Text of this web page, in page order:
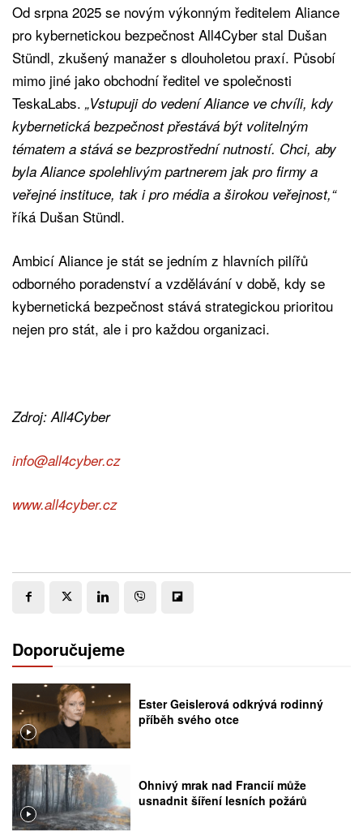
Od srpna 2025 se novým výkonným ředitelem Aliance
pro kybernetickou bezpečnost All4Cyber stal Dušan
Stündl, zkušený manažer s dlouholetou praxí. Působí
mimo jiné jako obchodní ředitel ve společnosti
TeskaLabs. „Vstupuji do vedení Aliance ve chvíli, kdy
kybernetická bezpečnost přestává být volitelným
tématem a stává se bezprostřední nutností. Chci, aby
byla Aliance spolehlivým partnerem jak pro ﬁrmy a
veřejné instituce, tak i pro média a širokou veřejnost,“
říká Dušan Stündl.
Ambicí Aliance je stát se jedním z hlavních pilířů
odborného poradenství a vzdělávání v době, kdy se
kybernetická bezpečnost stává strategickou prioritou
nejen pro stát, ale i pro každou organizaci.
Zdroj: All4Cyber
info@all4cyber.cz
www.all4cyber.cz
Doporučujeme
Ester Geislerová odkrývá rodinný
příběh svého otce
Ohnivý mrak nad Francií může
usnadnit šíření lesních požárů